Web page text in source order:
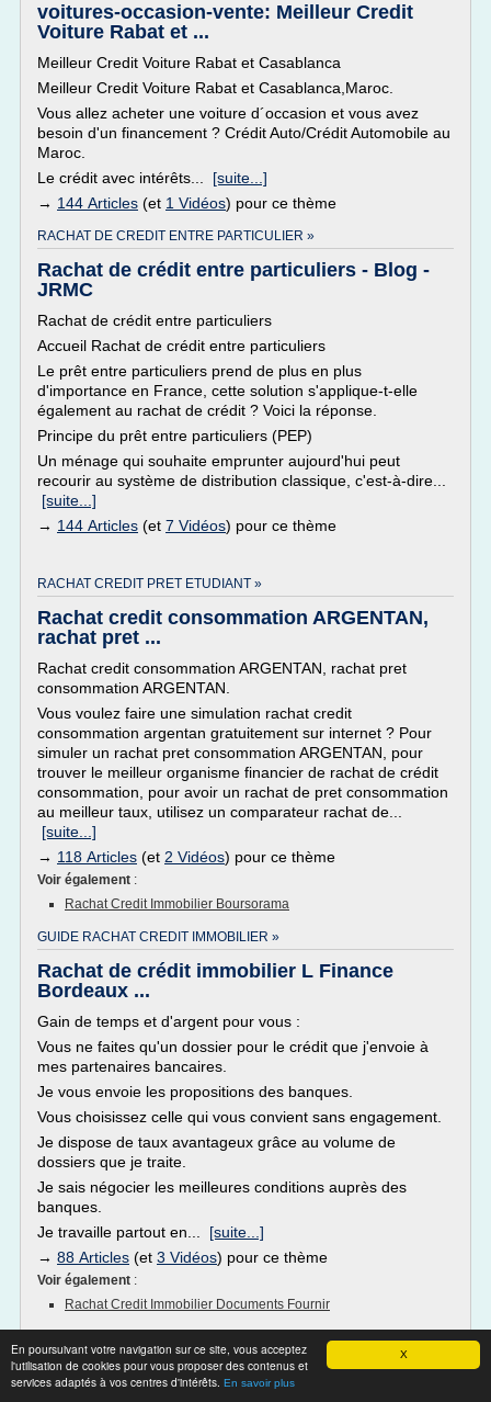
X
En poursuivant votre navigation sur ce site, vous acceptez
l'utilisation de cookies pour vous proposer des contenus et
services adaptés à vos centres d'intérêts. En savoir plus
voitures-occasion-vente: Meilleur Credit
Voiture Rabat et ...
Meilleur Credit Voiture Rabat et Casablanca
Meilleur Credit Voiture Rabat et Casablanca,Maroc.
Vous allez acheter une voiture d´occasion et vous avez
besoin d'un financement ? Crédit Auto/Crédit Automobile au
Maroc.
Le crédit avec intérêts... [suite...]
→ 144 Articles (et 1 Vidéos) pour ce thème
RACHAT DE CREDIT ENTRE PARTICULIER »
Rachat de crédit entre particuliers - Blog -
JRMC
Rachat de crédit entre particuliers
Accueil Rachat de crédit entre particuliers
Le prêt entre particuliers prend de plus en plus
d'importance en France, cette solution s'applique-t-elle
également au rachat de crédit ? Voici la réponse.
Principe du prêt entre particuliers (PEP)
Un ménage qui souhaite emprunter aujourd'hui peut
recourir au système de distribution classique, c'est-à-dire...
[suite...]
→ 144 Articles (et 7 Vidéos) pour ce thème
RACHAT CREDIT PRET ETUDIANT »
Rachat credit consommation ARGENTAN,
rachat pret ...
Rachat credit consommation ARGENTAN, rachat pret
consommation ARGENTAN.
Vous voulez faire une simulation rachat credit
consommation argentan gratuitement sur internet ? Pour
simuler un rachat pret consommation ARGENTAN, pour
trouver le meilleur organisme financier de rachat de crédit
consommation, pour avoir un rachat de pret consommation
au meilleur taux, utilisez un comparateur rachat de...
[suite...]
→ 118 Articles (et 2 Vidéos) pour ce thème
Voir également :
Rachat Credit Immobilier Boursorama
GUIDE RACHAT CREDIT IMMOBILIER »
Rachat de crédit immobilier L Finance
Bordeaux ...
Gain de temps et d'argent pour vous :
Vous ne faites qu'un dossier pour le crédit que j'envoie à
mes partenaires bancaires.
Je vous envoie les propositions des banques.
Vous choisissez celle qui vous convient sans engagement.
Je dispose de taux avantageux grâce au volume de
dossiers que je traite.
Je sais négocier les meilleures conditions auprès des
banques.
Je travaille partout en... [suite...]
→ 88 Articles (et 3 Vidéos) pour ce thème
Voir également :
Rachat Credit Immobilier Documents Fournir
RACHAT DE CREDIT CONSOMMATION SUR 10 ANS »